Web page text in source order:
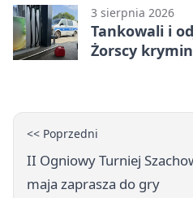
3 sierpnia 2026
Tankowali i
Żorscy
<< Poprzedni
II Ogniowy Turniej
maja zaprasza do gry